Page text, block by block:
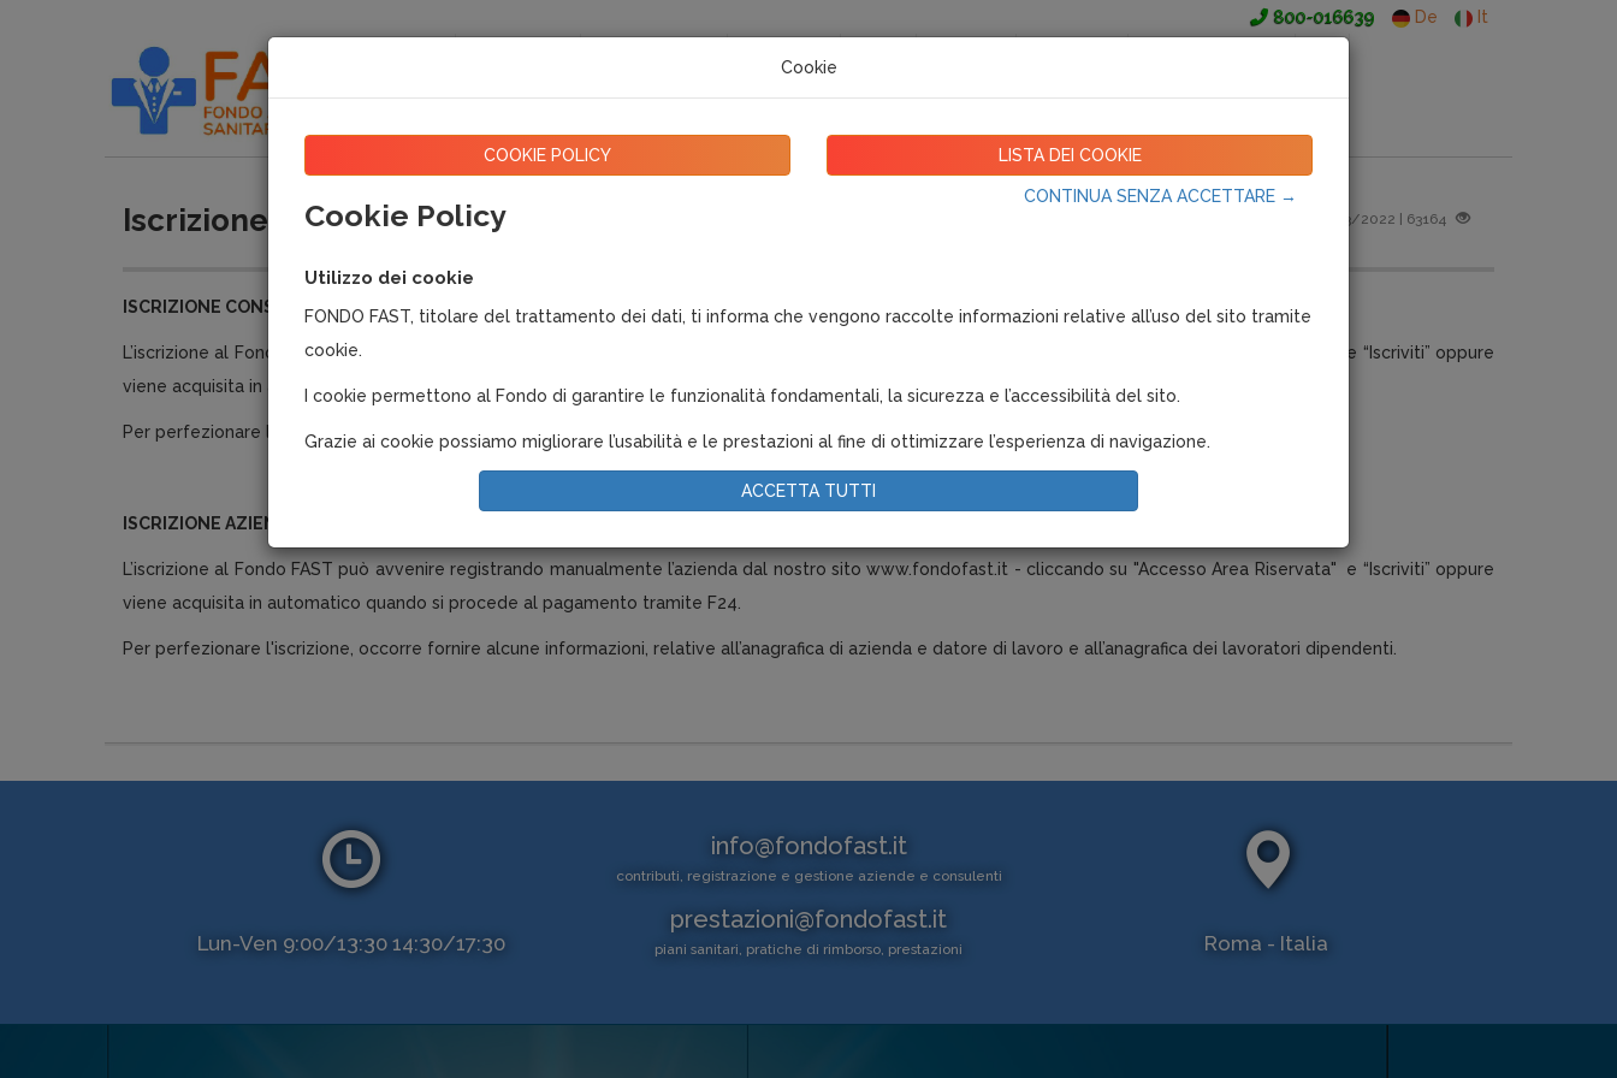
800-016639 De It
Home Chi siamo Piani sanitari Circolari Faq Novità Link utili Aree Riservate
Iscrizione Consulenti e Associazioni 09/03/2022 63164
ISCRIZIONE CONSULENTE O ASSOCIAZIONE
L’iscrizione al Fondo FAST può avvenire registrando manualmente l’azienda dal nostro sito www.fondofast.it - cliccando su "Accesso Area Riservata" e “Iscriviti” oppure
viene acquisita in automatico quando per una azienda che procede al versamento tramite F24 vengono indicati i riferimenti del consulente.
Per perfezionare l'iscrizione, occorre fornire alcune informazioni, relative all’anagrafica del consulente o associazione.
ISCRIZIONE AZIENDE
L’iscrizione al Fondo FAST può avvenire registrando manualmente l’azienda dal nostro sito www.fondofast.it - cliccando su "Accesso Area Riservata" e “Iscriviti” oppure
viene acquisita in automatico quando si procede al pagamento tramite F24.
Per perfezionare l'iscrizione, occorre fornire alcune informazioni, relative all’anagrafica di azienda e datore di lavoro e all’anagrafica dei lavoratori dipendenti.
Lun-Ven 9:00/13:30 14:30/17:30
info@fondofast.it
contributi, registrazione e gestione aziende e consulenti
prestazioni@fondofast.it
piani sanitari, pratiche di rimborso, prestazioni Roma - Italia
Cookie
COOKIE POLICY LISTA DEI COOKIE
Cookie Policy
CONTINUA SENZA ACCETTARE →
Utilizzo dei cookie
FONDO FAST, titolare del trattamento dei dati, ti informa che vengono raccolte informazioni relative all’uso del sito tramite
cookie.
I cookie permettono al Fondo di garantire le funzionalità fondamentali, la sicurezza e l’accessibilità del sito.
Grazie ai cookie possiamo migliorare l’usabilità e le prestazioni al fine di ottimizzare l’esperienza di navigazione.
ACCETTA TUTTI